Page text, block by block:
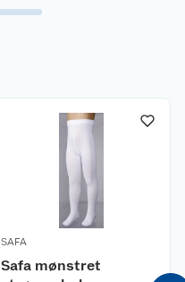
SAFA
Safa mønstret